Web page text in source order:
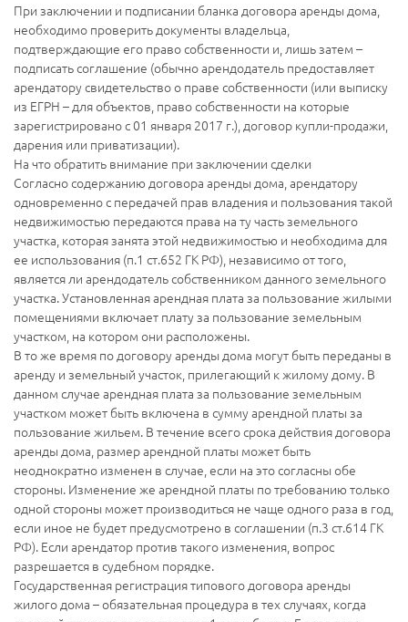
При заключении и подписании бланка договора аренды дома,
необходимо проверить документы владельца,
подтверждающие его право собственности и, лишь затем –
подписать соглашение (обычно арендодатель предоставляет
арендатору свидетельство о праве собственности (или выписку
из ЕГРН – для объектов, право собственности на которые
зарегистрировано с 01 января 2017 г.), договор купли-продажи,
дарения или приватизации).
На что обратить внимание при заключении сделки
Согласно содержанию договора аренды дома, арендатору
одновременно с передачей прав владения и пользования такой
недвижимостью передаются права на ту часть земельного
участка, которая занята этой недвижимостью и необходима для
ее использования (п.1 ст.652 ГК РФ), независимо от того,
является ли арендодатель собственником данного земельного
участка. Установленная арендная плата за пользование жилыми
помещениями включает плату за пользование земельным
участком, на котором они расположены.
В то же время по договору аренды дома могут быть переданы в
аренду и земельный участок, прилегающий к жилому дому. В
данном случае арендная плата за пользование земельным
участком может быть включена в сумму арендной платы за
пользование жильем. В течение всего срока действия договора
аренды дома, размер арендной платы может быть
неоднократно изменен в случае, если на это согласны обе
стороны. Изменение же арендной платы по требованию только
одной стороны может производиться не чаще одного раза в год,
если иное не будет предусмотрено в соглашении (п.3 ст.614 ГК
РФ). Если арендатор против такого изменения, вопрос
разрешается в судебном порядке.
Государственная регистрация типового договора аренды
жилого дома – обязательная процедура в тех случаях, когда